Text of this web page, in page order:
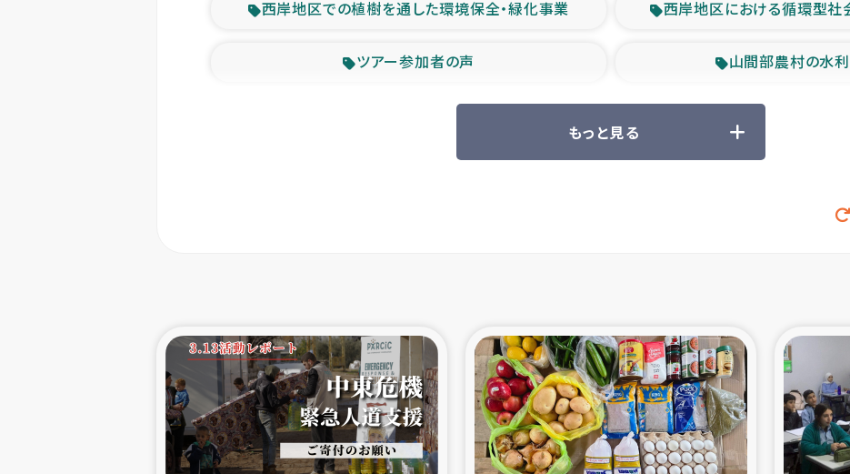
西岸地区での植樹を通した環境保全・緑化事業 西岸地区における循環型社
ツアー参加者の声 山間部農村の水
緊急救援の時代 森林保全型農業
東ティモール豪雨緊急支援 大雨による洪水被
シリア国内避難民・帰
スリランカ 緊急人道支援 スリランカ南部洪
スリランカの南北女性をつなぐサリー・リサイクル・プロジ
ェクト
復興支援
もっと見る